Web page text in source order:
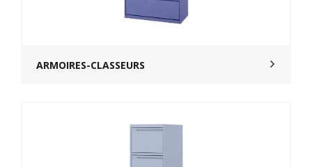
ARMOIRES-CLASSEURS